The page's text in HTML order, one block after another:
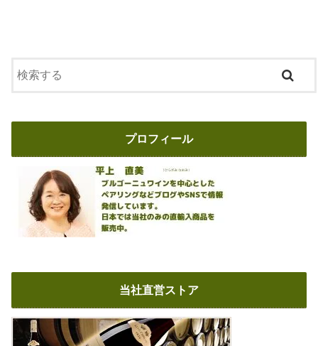
プロフィール
当社直営ストア